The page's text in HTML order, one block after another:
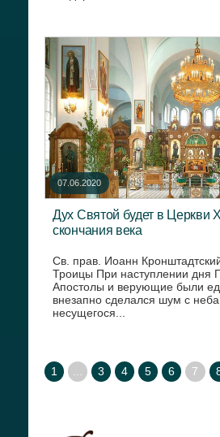
07.06.2020
Дух Святой будет в Церкви
скончания века
Св. прав. Иоанн
Троицы При наступлении дня
Апостолы и верующие были
внезапно сделался шум с
несущегося...
1 3 4 5 6 7